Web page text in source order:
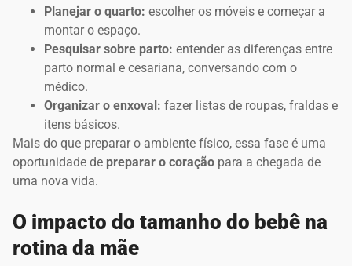
Planejar o quarto: escolher os móveis e começar a
montar o espaço.
Pesquisar sobre parto: entender as diferenças entre
parto normal e cesariana, conversando com o
médico.
Organizar o enxoval: fazer listas de roupas, fraldas e
itens básicos.
Mais do que preparar o ambiente físico, essa fase é uma
oportunidade de preparar o coração para a chegada de
uma nova vida.
O impacto do tamanho do bebê na
rotina da mãe